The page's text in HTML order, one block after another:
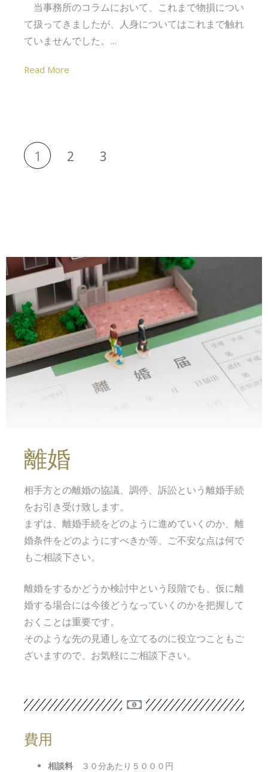
当事務所のコラムにおいて、これまで物損につい
て扱ってきましたが、人身についてはこれまで触れ
ていませんでした。…
Read More
1 2 3
離婚
相手方との離婚の協議、調停、訴訟という離婚手続
をお引き受け致します。
まずは、離婚手続をどのように進めていくのか、離
婚条件をどのようにすべきか等、ご不安な点は何で
もご相談下さい。
離婚をするかどうか検討中という段階でも、仮に離
婚する場合には今後どうなっていくのかを把握して
おくことは重要です。
そのような先の見通しを立てるのに役立つこともご
ざいますので、お気軽にご相談下さい。
費用
相談料 ３０分あたり５０００円